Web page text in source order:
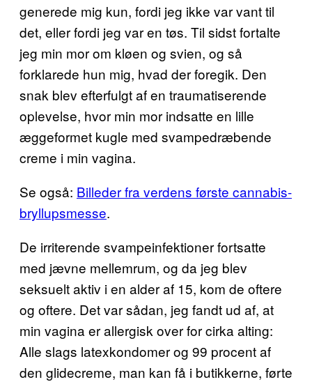
generede mig kun, fordi jeg ikke var vant til
det, eller fordi jeg var en tøs. Til sidst fortalte
jeg min mor om kløen og svien, og så
forklarede hun mig, hvad der foregik. Den
snak blev efterfulgt af en traumatiserende
oplevelse, hvor min mor indsatte en lille
æggeformet kugle med svampedræbende
creme i min vagina.
Se også: Billeder fra verdens første cannabis-
bryllupsmesse.
De irriterende svampeinfektioner fortsatte
med jævne mellemrum, og da jeg blev
seksuelt aktiv i en alder af 15, kom de oftere
og oftere. Det var sådan, jeg fandt ud af, at
min vagina er allergisk over for cirka alting:
Alle slags latexkondomer og 99 procent af
den glidecreme, man kan få i butikkerne, førte